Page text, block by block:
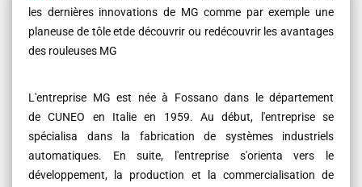
les dernières innovations de MG comme par exemple une
planeuse de tôle etde découvrir ou redécouvrir les avantages
des rouleuses MG
L'entreprise MG est née à Fossano dans le département
de CUNEO en Italie en 1959. Au début, l'entreprise se
spécialisa dans la fabrication de systèmes industriels
automatiques. En suite, l'entreprise s'orienta vers le
développement, la production et la commercialisation de